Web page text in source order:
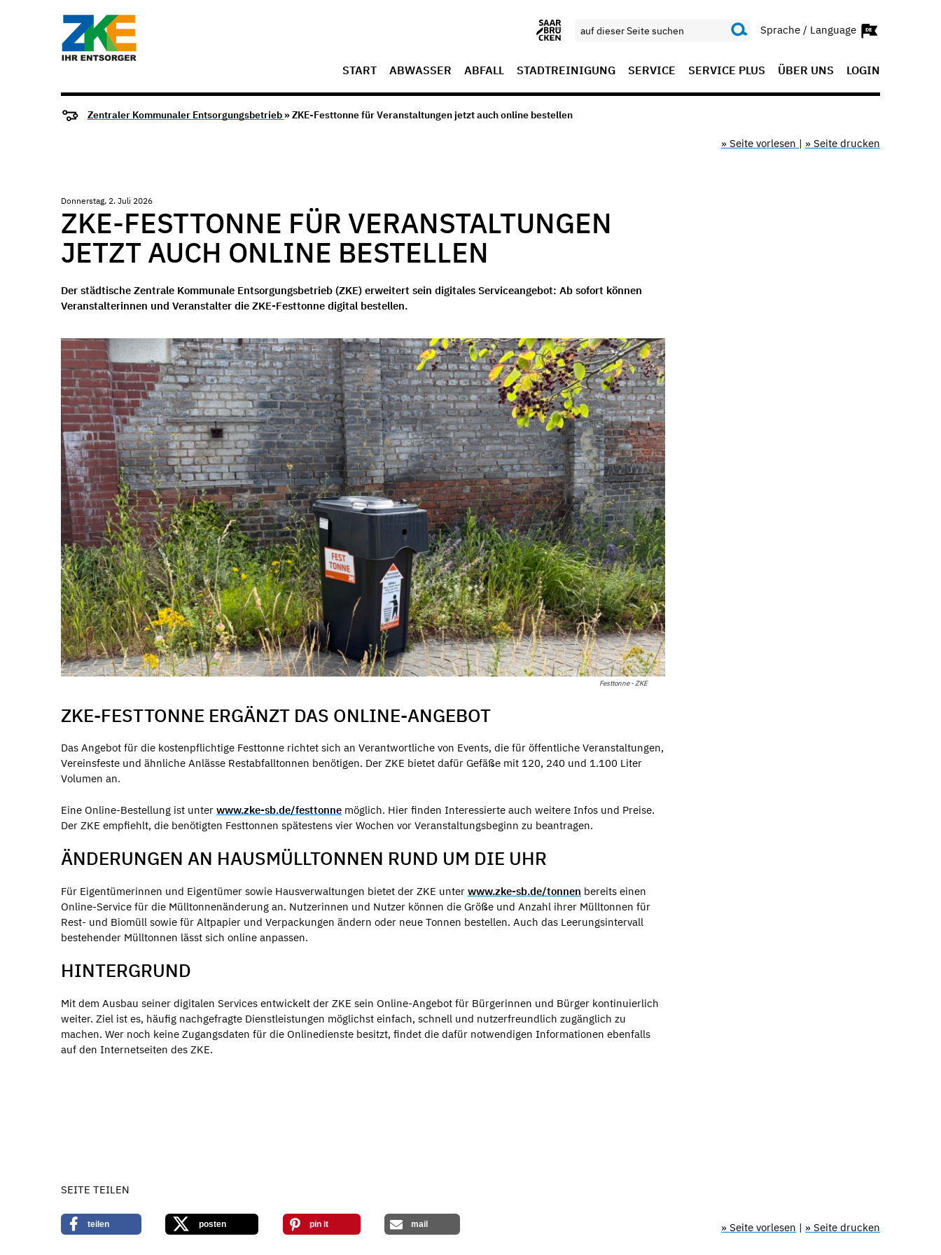
Sprache / Language
START ABWASSER ABFALL STADTREINIGUNG SERVICE SERVICE PLUS ÜBER UNS LOGIN
Zentraler Kommunaler Entsorgungsbetrieb » ZKE-Festtonne für Veranstaltungen jetzt auch online bestellen
» Seite vorlesen | » Seite drucken
Donnerstag, 2. Juli 2026
ZKE-FESTTONNE FÜR VERANSTALTUNGEN
JETZT AUCH ONLINE BESTELLEN
Der städtische Zentrale Kommunale Entsorgungsbetrieb (ZKE) erweitert sein digitales Serviceangebot: Ab sofort können
Veranstalterinnen und Veranstalter die ZKE-Festtonne digital bestellen.
Festtonne - ZKE
ZKE-FESTTONNE ERGÄNZT DAS ONLINE-ANGEBOT
Das Angebot für die kostenpflichtige Festtonne richtet sich an Verantwortliche von Events, die für öffentliche Veranstaltungen,
Vereinsfeste und ähnliche Anlässe Restabfalltonnen benötigen. Der ZKE bietet dafür Gefäße mit 120, 240 und 1.100 Liter
Volumen an.
Eine Online-Bestellung ist unter www.zke-sb.de/festtonne möglich. Hier finden Interessierte auch weitere Infos und Preise.
Der ZKE empfiehlt, die benötigten Festtonnen spätestens vier Wochen vor Veranstaltungsbeginn zu beantragen.
ÄNDERUNGEN AN HAUSMÜLLTONNEN RUND UM DIE UHR
Für Eigentümerinnen und Eigentümer sowie Hausverwaltungen bietet der ZKE unter www.zke-sb.de/tonnen bereits einen
Online-Service für die Mülltonnenänderung an. Nutzerinnen und Nutzer können die Größe und Anzahl ihrer Mülltonnen für
Rest- und Biomüll sowie für Altpapier und Verpackungen ändern oder neue Tonnen bestellen. Auch das Leerungsintervall
bestehender Mülltonnen lässt sich online anpassen.
HINTERGRUND
Mit dem Ausbau seiner digitalen Services entwickelt der ZKE sein Online-Angebot für Bürgerinnen und Bürger kontinuierlich
weiter. Ziel ist es, häufig nachgefragte Dienstleistungen möglichst einfach, schnell und nutzerfreundlich zugänglich zu
machen. Wer noch keine Zugangsdaten für die Onlinedienste besitzt, findet die dafür notwendigen Informationen ebenfalls
auf den Internetseiten des ZKE.
SEITE TEILEN
teilen posten pin it mail » Seite vorlesen | » Seite drucken